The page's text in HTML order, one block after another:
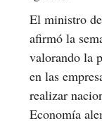
El ministro
afirmó la
valorando la
en las
realizar
Economía